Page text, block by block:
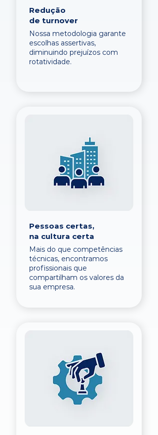
Redução
de turnover
Nossa metodologia garante
escolhas assertivas,
diminuindo prejuízos com
rotatividade.
Pessoas certas,
na cultura certa
Mais do que competências
técnicas, encontramos
profissionais que
compartilham os valores da
sua empresa.